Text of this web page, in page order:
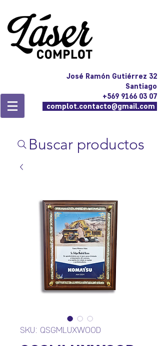
José Ramón Gutiérrez 32
Santiago
+569 9166 03 07
complot.contacto@gmail.com
Buscar productos
SKU: QSGMLUXWOOD